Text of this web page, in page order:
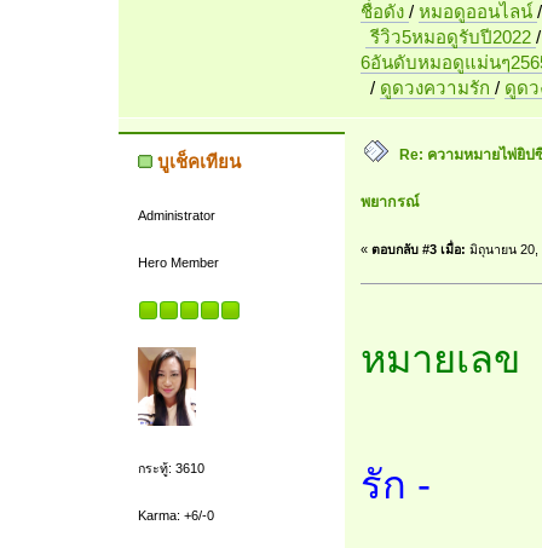
ชื่อดัง / หมอดูออนไลน์
รีวิว5หมอดูรับปี2022
6อันดับหมอดูแม่นๆ
/ ดูดวงความรัก / ดูด
บูเช็คเทียน
Administrator
Hero Member
กระทู้: 3610
Karma: +6/-0
Re: ความหมายไพ่ยิป
พยากรณ์
« ตอบกลับ #3 เมื่อ: มิถุนายน 20,
หมายเลข
รัก -